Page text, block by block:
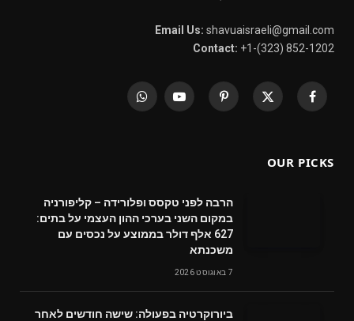
Email Us: shavuaisraeli@gmail.com
Contact: +1-(323) 852-1202
Facebook
X
Pinterest
YouTube
WhatsApp
OUR PICKS
הרבה לפני טקסס ופלורידה – קליפורניה
במקום השני בערכי ההון העצמי על בתים:
627 אלף דולר בממוצע על נכסים עם
משכנתא
7 באוגוסט 2026
ביורוקרטיה בפעולה: שישה חודשים לאחר